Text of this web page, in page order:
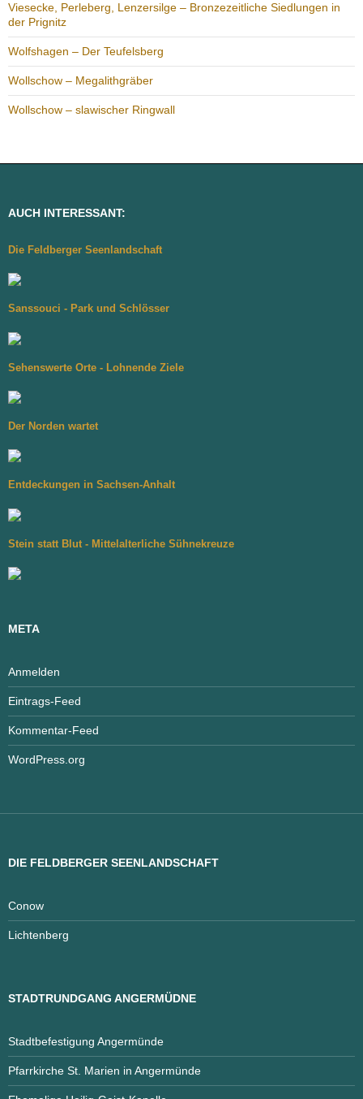
Viesecke, Perleberg, Lenzersilge – Bronzezeitliche Siedlungen in
der Prignitz
Wolfshagen – Der Teufelsberg
Wollschow – Megalithgräber
Wollschow – slawischer Ringwall
AUCH INTERESSANT:
Die Feldberger Seenlandschaft
Sanssouci - Park und Schlösser
Sehenswerte Orte - Lohnende Ziele
Der Norden wartet
Entdeckungen in Sachsen-Anhalt
Stein statt Blut - Mittelalterliche Sühnekreuze
META
Anmelden
Eintrags-Feed
Kommentar-Feed
WordPress.org
DIE FELDBERGER SEENLANDSCHAFT
Conow
Lichtenberg
STADTRUNDGANG ANGERMÜDNE
Stadtbefestigung Angermünde
Pfarrkirche St. Marien in Angermünde